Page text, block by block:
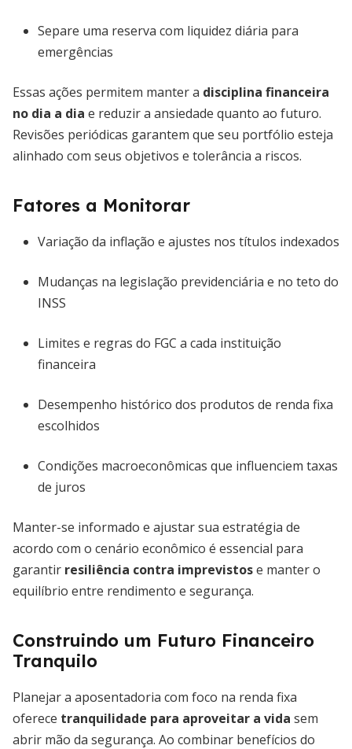
Separe uma reserva com liquidez diária para
emergências
Essas ações permitem manter a disciplina financeira
no dia a dia e reduzir a ansiedade quanto ao futuro.
Revisões periódicas garantem que seu portfólio esteja
alinhado com seus objetivos e tolerância a riscos.
Fatores a Monitorar
Variação da inflação e ajustes nos títulos indexados
Mudanças na legislação previdenciária e no teto do
INSS
Limites e regras do FGC a cada instituição
financeira
Desempenho histórico dos produtos de renda fixa
escolhidos
Condições macroeconômicas que influenciem taxas
de juros
Manter-se informado e ajustar sua estratégia de
acordo com o cenário econômico é essencial para
garantir resiliência contra imprevistose manter o
equilíbrio entre rendimento e segurança.
Construindo um Futuro Financeiro
Tranquilo
Planejar a aposentadoria com foco na renda fixa
oferece tranquilidade para aproveitar a vida sem
abrir mão da segurança. Ao combinar benefícios do